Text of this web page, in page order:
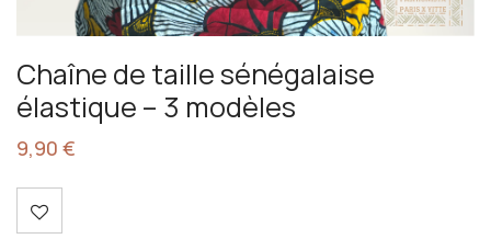
Chaîne de taille sénégalaise
élastique – 3 modèles
9,90 €